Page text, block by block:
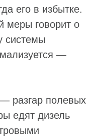
его в избытке.
меры говорит о
системы
—
разгар полевых
едят дизель